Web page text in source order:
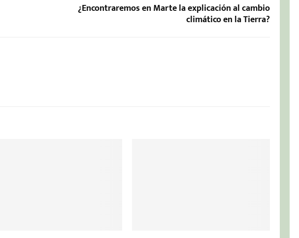
¿Encontraremos en Marte la explicación al cambio
climático en la Tierra?